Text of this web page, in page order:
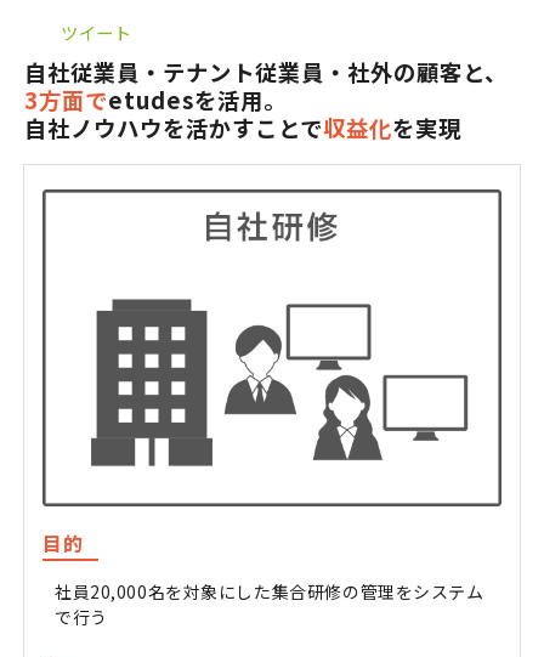
ツイート
自社従業員・テナント従業員・社外の顧客と、
3方面でetudesを活用。
自社ノウハウを活かすことで収益化を実現
目的
社員20,000名を対象にした集合研修の管理をシステム
で行う